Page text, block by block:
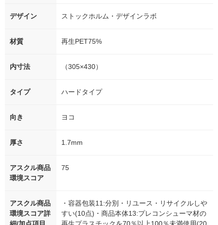
デザイン ストックホルム・デザインラボ
材質 再生PET75%
内寸法 （305×430）
タイプ ハードタイプ
向き ヨコ
厚さ 1.7mm
アスクル商品
環境スコア
75
アスクル商品
環境スコア詳
・容器包装11:分別・リユース・リサイクルしや
すい(10点)・商品本体13:プレコンシューマ材の